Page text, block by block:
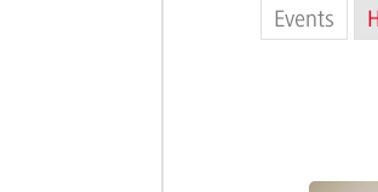
Events